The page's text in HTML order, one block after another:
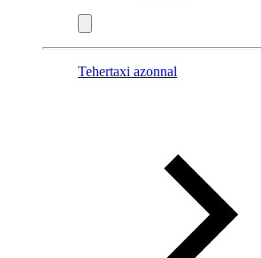
Tehertaxi azonnal